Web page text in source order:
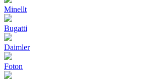
Minellt
Bugatti
Daimler
Foton